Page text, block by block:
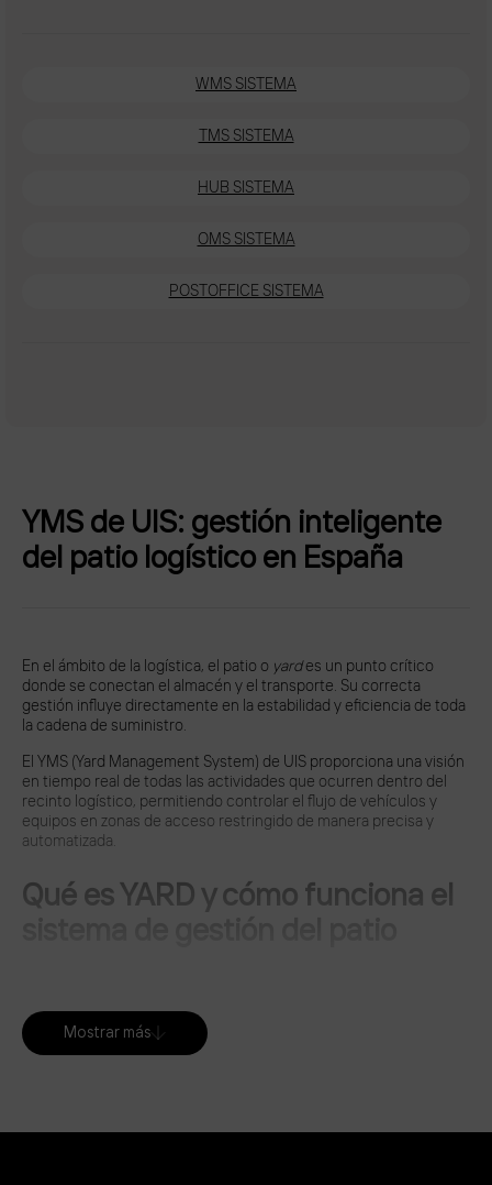
WMS SISTEMA
TMS SISTEMA
HUB SISTEMA
OMS SISTEMA
POSTOFFICE SISTEMA
YMS de UIS: gestión inteligente
del patio logístico en España
En el ámbito de la logística, el patio o yardes un punto crítico
donde se conectan el almacén y el transporte. Su correcta
gestión influye directamente en la estabilidad y eficiencia de toda
la cadena de suministro.
El YMS (Yard Management System) de UIS proporciona una visión
en tiempo real de todas las actividades que ocurren dentro del
recinto logístico, permitiendo controlar el flujo de vehículos y
equipos en zonas de acceso restringido de manera precisa y
automatizada.
Qué es YARD y cómo funciona el
muelles y la coordinación entre almacén y transporte en España.
La plataforma digitaliza cada proceso, garantizando transparencia,
Mostrar más